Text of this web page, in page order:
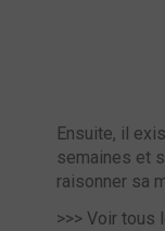
Ensuite, il
semaines et
raisonner sa
>>> Voir tous